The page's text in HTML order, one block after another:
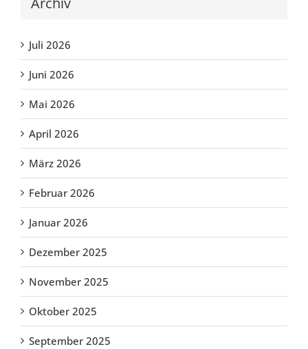
Juli 2026
Juni 2026
Mai 2026
April 2026
März 2026
Februar 2026
Januar 2026
Dezember 2025
November 2025
Oktober 2025
September 2025